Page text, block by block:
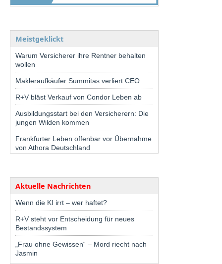
Meistgeklickt
Warum Versicherer ihre Rentner behalten
wollen
Makleraufkäufer Summitas verliert CEO
R+V bläst Verkauf von Condor Leben ab
Ausbildungsstart bei den Versicherern: Die
jungen Wilden kommen
Frankfurter Leben offenbar vor Übernahme
von Athora Deutschland
Aktuelle Nachrichten
Wenn die KI irrt – wer haftet?
R+V steht vor Entscheidung für neues
Bestandssystem
„Frau ohne Gewissen“ – Mord riecht nach
Jasmin